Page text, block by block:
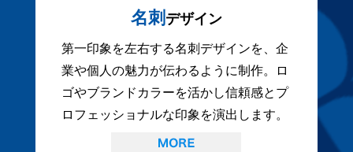
名刺 デザイン
第一印象を左右する名刺デザインを、企
業や個人の魅力が伝わるように制作。ロ
ゴやブランドカラーを活かし信頼感とプ
ロフェッショナルな印象を演出します。